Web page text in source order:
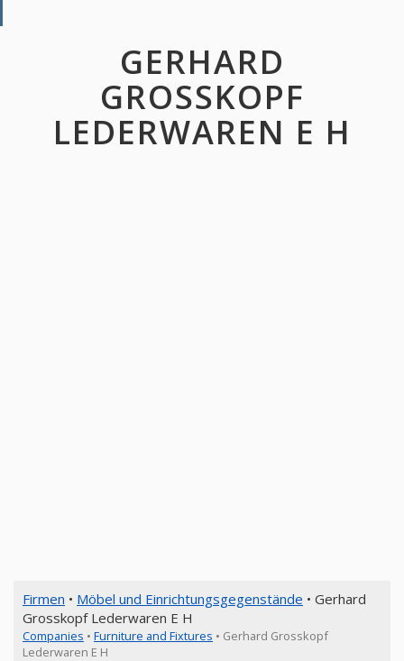
GERHARD
GROSSKOPF
LEDERWAREN E H
Firmen • Möbel und Einrichtungsgegenstände • Gerhard
Grosskopf Lederwaren E H
Companies • Furniture and Fixtures • Gerhard Grosskopf
Lederwaren E H